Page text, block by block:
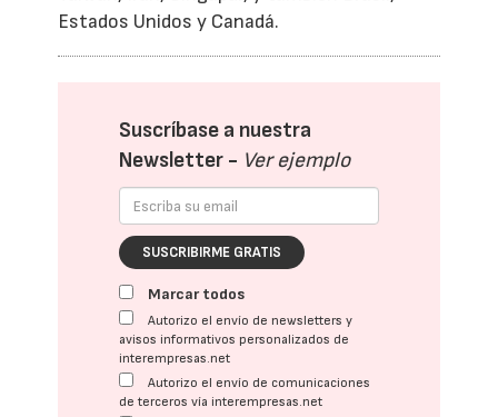
Estados Unidos y Canadá.
Suscríbase a nuestra
Newsletter - Ver ejemplo
SUSCRIBIRME GRATIS
Marcar todos
Autorizo el envío de newsletters y
avisos informativos personalizados de
interempresas.net
Autorizo el envío de comunicaciones
de terceros vía interempresas.net